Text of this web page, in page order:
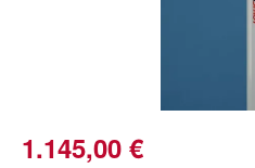
Regulärer Preis:
1.145,00 €